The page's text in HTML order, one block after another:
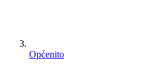
Općenito